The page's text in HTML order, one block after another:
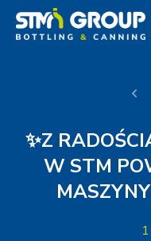
✨Z
W STM